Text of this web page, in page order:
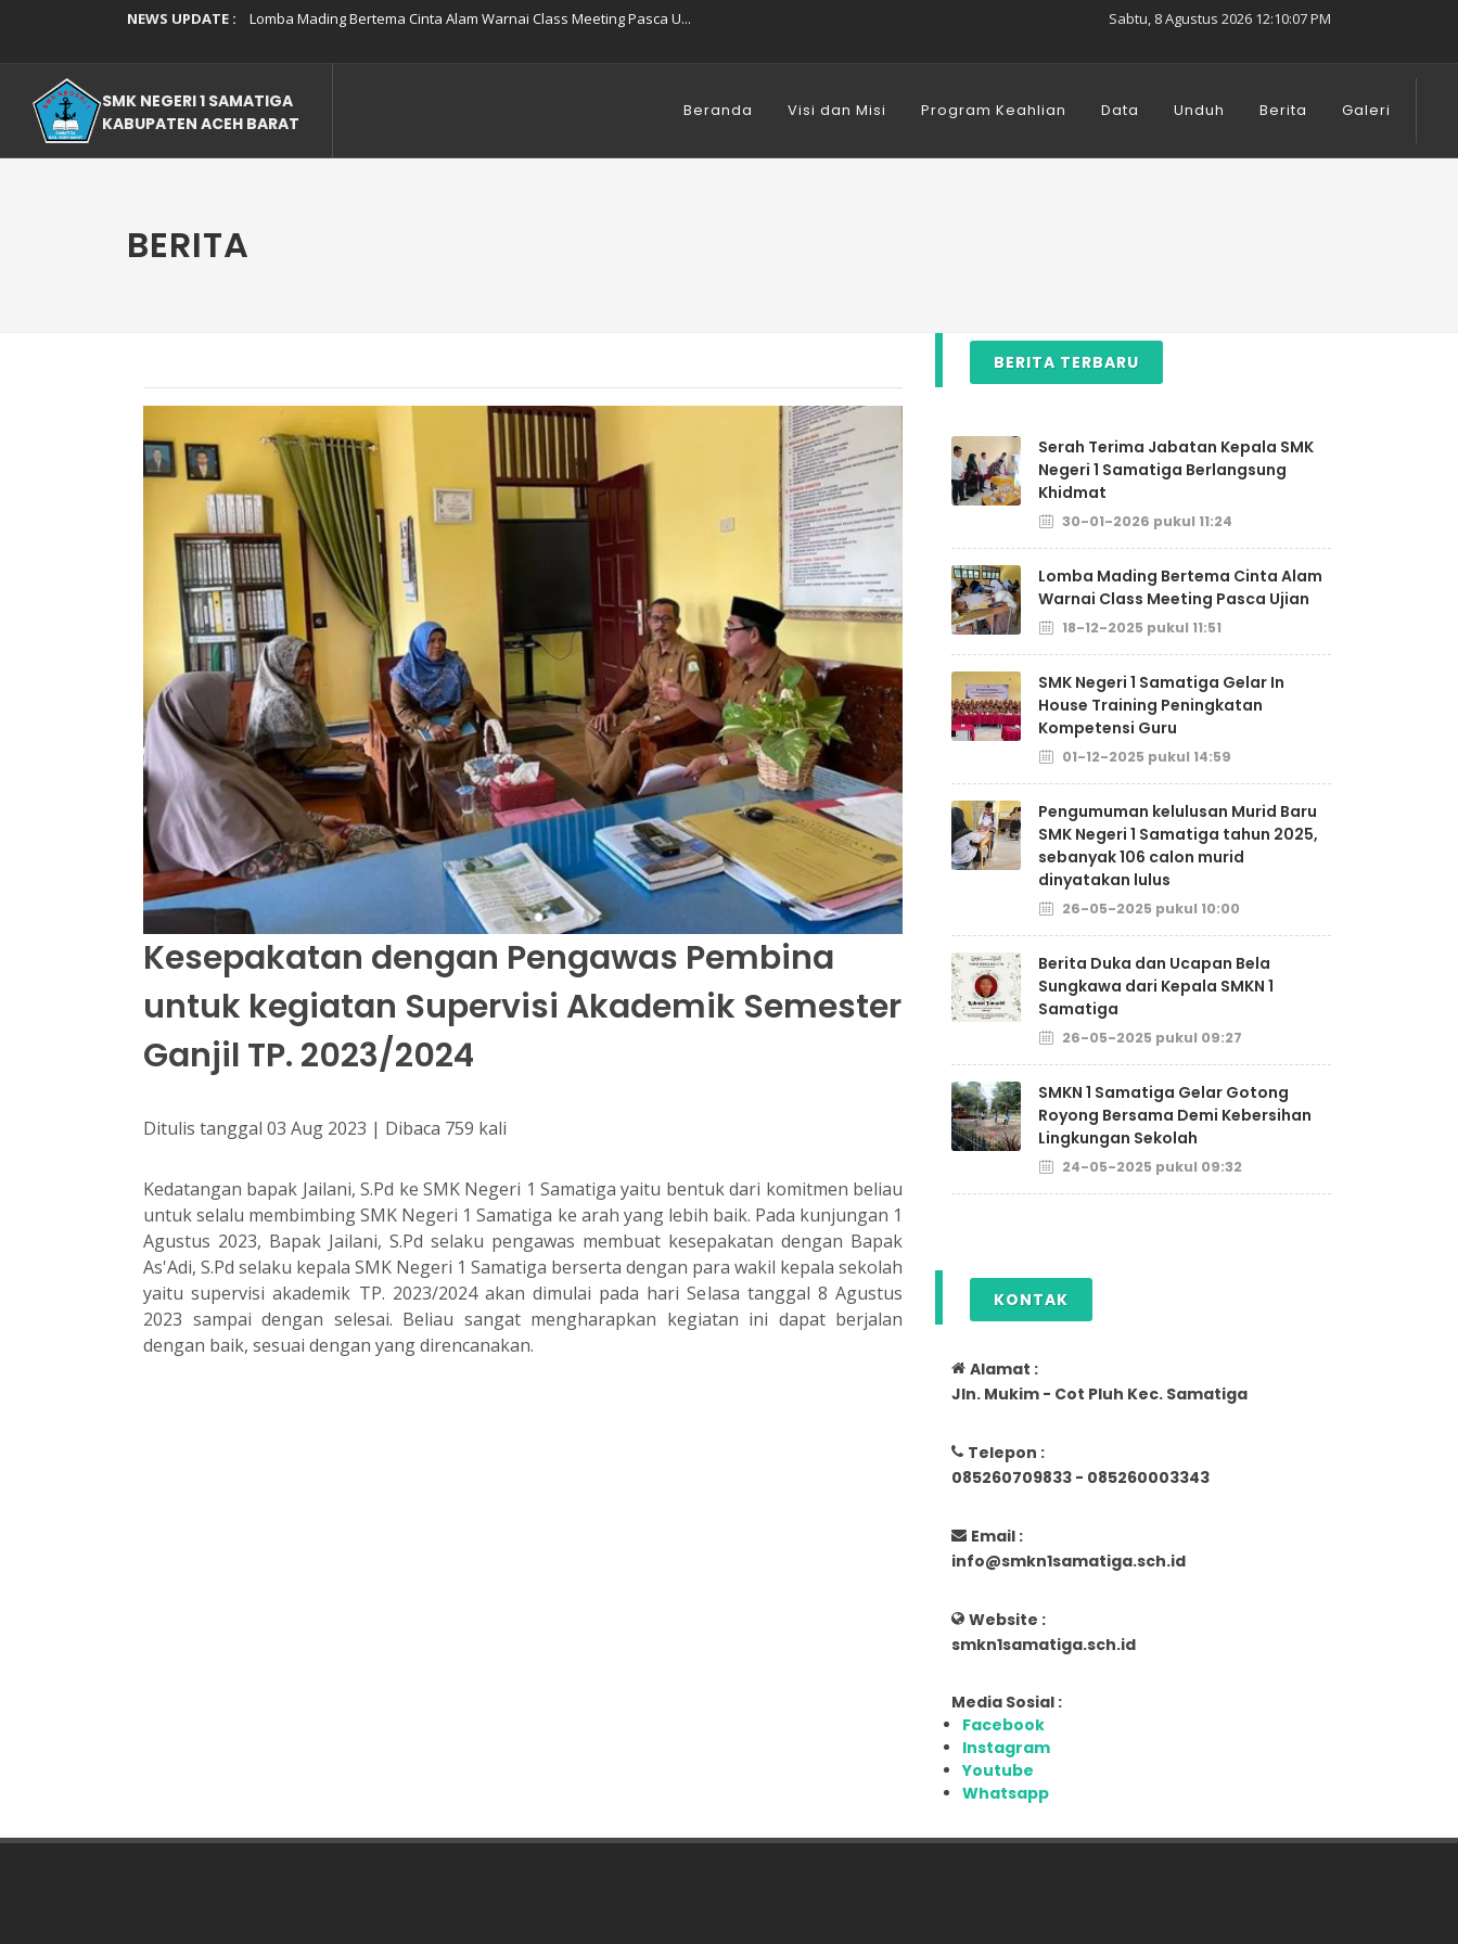
NEWS UPDATE :
Lomba Mading Bertema Cinta Alam Warnai Class Meeting Pasca U...
Pengumuman kelulusan Murid Baru SMK Negeri 1 Samatiga tahun ...
SMKN 1 Samatiga Gelar Gotong Royong Bersama Demi Kebersihan ...
Tes Penerimaan Peserta Didik Baru SMK Negeri 1 Samatiga Berl...
Peserta Didik SMKN 1 Samatiga Kenalkan Kearifan Lokal Lewat ...
Sabtu, 8 Agustus 2026 12:10:08 PM
SMK NEGERI 1 SAMATIGA
KABUPATEN ACEH BARAT
Beranda Visi dan Misi Program Keahlian Data Unduh Berita Galeri
BERITA
Kesepakatan dengan Pengawas Pembina
untuk kegiatan Supervisi Akademik Semester
Ganjil TP. 2023/2024
Ditulis tanggal 03 Aug 2023 | Dibaca 759 kali
Kedatangan bapak Jailani, S.Pd ke SMK Negeri 1 Samatiga yaitu bentuk dari komitmen beliau
untuk selalu membimbing SMK Negeri 1 Samatiga ke arah yang lebih baik. Pada kunjungan 1
Agustus 2023, Bapak Jailani, S.Pd selaku pengawas membuat kesepakatan dengan Bapak
As'Adi, S.Pd selaku kepala SMK Negeri 1 Samatiga berserta dengan para wakil kepala sekolah
yaitu supervisi akademik TP. 2023/2024 akan dimulai pada hari Selasa tanggal 8 Agustus
2023 sampai dengan selesai. Beliau sangat mengharapkan kegiatan ini dapat berjalan
dengan baik, sesuai dengan yang direncanakan.
BERITA TERBARU
Serah Terima Jabatan Kepala SMK
Negeri 1 Samatiga Berlangsung
Khidmat
30-01-2026 pukul 11:24
Lomba Mading Bertema Cinta Alam
Warnai Class Meeting Pasca Ujian
18-12-2025 pukul 11:51
SMK Negeri 1 Samatiga Gelar In
House Training Peningkatan
Kompetensi Guru
01-12-2025 pukul 14:59
Pengumuman kelulusan Murid Baru
SMK Negeri 1 Samatiga tahun 2025,
sebanyak 106 calon murid
dinyatakan lulus
26-05-2025 pukul 10:00
Berita Duka dan Ucapan Bela
Sungkawa dari Kepala SMKN 1
Samatiga
26-05-2025 pukul 09:27
SMKN 1 Samatiga Gelar Gotong
Royong Bersama Demi Kebersihan
Lingkungan Sekolah
24-05-2025 pukul 09:32
KONTAK
Alamat :
Jln. Mukim - Cot Pluh Kec. Samatiga
Telepon :
085260709833 - 085260003343
Email :
info@smkn1samatiga.sch.id
Website :
smkn1samatiga.sch.id
Media Sosial :
Facebook
Instagram
Youtube
Whatsapp